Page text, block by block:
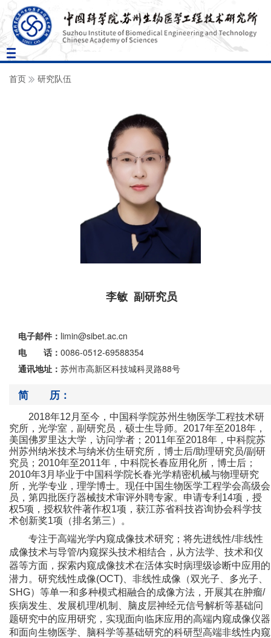
Toggle
navigation
首页 研究队伍
李敏 副研究员
电子邮件： limin@sibet.ac.cn
电 话： 0086-0512-69588354
通讯地址： 苏州市高新区科技城科灵路88号
简 历：
2018年12 月至今，中国科学院苏州生物医学工程技术研
究所，光学室，副研究员，硕士生导师。 2017年至2018年，
美国佛罗里达大学，访问学者； 2011年至2018年，中科院苏
州苏州纳米技术与纳米仿生研究所，博士后/助理研究员/副研
究员； 2010年至2011年，中科院长春应用化所，博士后；
2010年3月毕业于中国科学院长春光学精密机械与物理研究
所，光学专业，理学博士。现任中国生物医学工程学会高级会
员，第四批医疗器械技术审评外聘专家。 申请专利 14项，授
权5项，授权软件著作权1项，获江苏省科技咨询协会科学技
术创新奖1项（排名第三）。
专注于高端光学内窥成像技术研究；将先进线性/非线性
成像技术与导管/内窥探头技术相结合，从方法学、技术和仪
器等方面，探索内窥成像技术在活体实时病理级诊断中应用的
潜力。研究线性成像(OCT) 、非线性成像（双光子、多光子、
SHG）等单一和多种模式相融合的成像方法，开展其在肿瘤/
疾病发生、发展机理/机制、脑皮层神经元信号解析等基础问
题研究中的应用研究，实现面向临床应用的高端内窥成像仪器
和面向生物医学、脑科学等基础研究的科研型高端非线性内窥